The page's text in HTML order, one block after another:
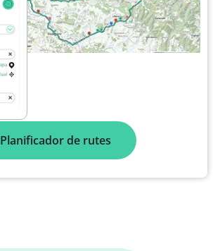
Planificador de rutes